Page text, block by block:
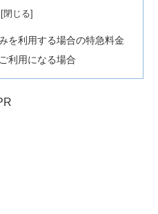
を利用する場合の特急料金
利用になる場合